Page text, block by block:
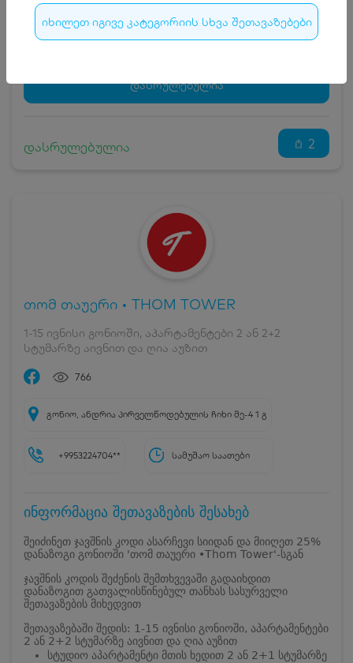
იხილეთ იგივე კატეგორიის სხვა შეთავაზებები
სრული ღირებულების გადახდა 82₾
დამატებითი საწოლი
0 ₾
კვება
0 ₾
დასრულებულია
დასრულებულია 2
თომ თაუერი • THOM TOWER
1-15 ივნისი გონიოში, აპარტამენტები 2 ან 2+2
სტუმარზე აივნით და ღია აუზით
766
გონიო, ანდრია პირველწოდებულის ჩიხი მე-4 1 გ
+9953224704** სამუშაო საათები
ინფორმაცია შეთავაზების შესახებ
შეიძინეთ ჯავშნის კოდი ასარჩევი სიიდან და მიიღეთ 25%
დანაზოგი გონიოში 'თომ თაუერი •Thom Tower'-სგან
ჯავშნის კოდის შეძენის შემთხვევაში გადაიხდით
დანაზოგით გათვალისწინებულ თანხას სასურველი
შეთავაზების მიხედვით
შეთავაზებაში შედის: 1-15 ივნისი გონიოში, აპარტამენტები
2 ან 2+2 სტუმარზე აივნით და ღია აუზით
სტუდიო აპარტამენტი მთის ხედით 2 ან 2+1 სტუმარზე